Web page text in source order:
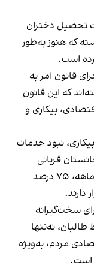
تحصیل دختران
که هنوز به‌طور
است.
قانون امر به
که این قانون
بیکاری و
نبود خدمات
قربانی
می‌گیرد، و بر بنیاد داده‌های این گزارش سه‌ماهه، ۷۵ درصد
سخت‌گیرانه
نه‌تنها
مردم، به‌ویژه
است.